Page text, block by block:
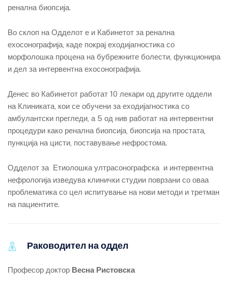
ренална биопсија.
Во склоп на Одделот е и Кабинетот за ренална
ехосонографија, каде покрај еходијагностика со
морфолошка процена на бубрежните болести, функционира
и дел за интервентна ехосонографија.
Денес во Кабинетот работат 10 лекари од другите оддели
на Клиниката, кои се обучени за еходијагностика со
амбулантски прегледи, а 5 од нив работат на интервентни
процедури како ренална биопсија, биопсија на простата,
пункција на цисти, поставување нефростома.
Одделот за Етиолошка ултрасонографска и интервентна
нефрологија изведува клинички студии поврзани со оваа
проблематика со цел испитување на нови методи и третман
на пациентите.
Раководител на оддел
Професор доктор Весна Ристовска